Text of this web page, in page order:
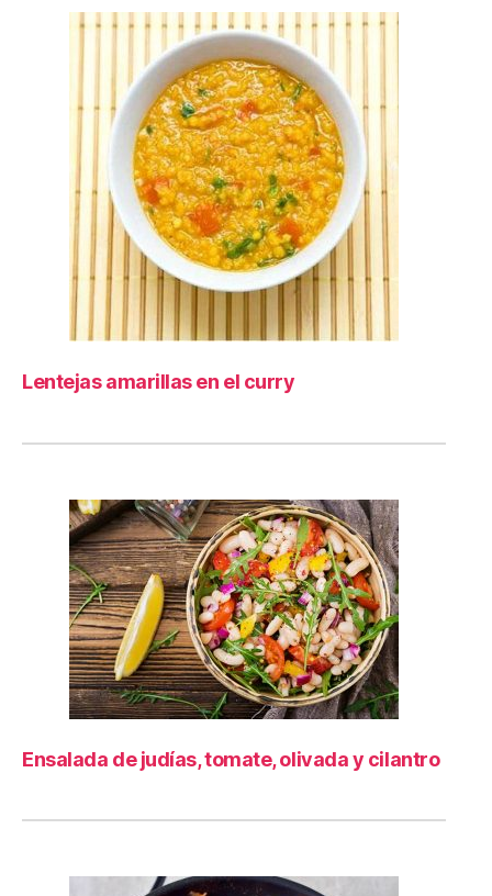
Lentejas amarillas en el curry
Ensalada de judías, tomate, olivada y cilantro